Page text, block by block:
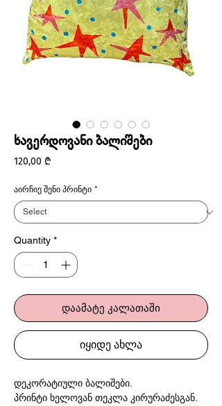
ხავერდოვანი ბალიშები
120,00 ₾
აირჩიე შენი პრინტი *
Quantity *
დაამატე კალათაში
იყიდე ახლა
დეკორატიული ბალიშები.
პრინტი ხელოვან თეკლა კირურაძესგან.